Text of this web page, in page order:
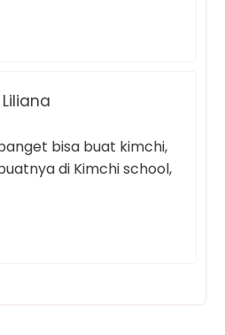
Liliana
bisa buat kimchi,
di Kimchi school,